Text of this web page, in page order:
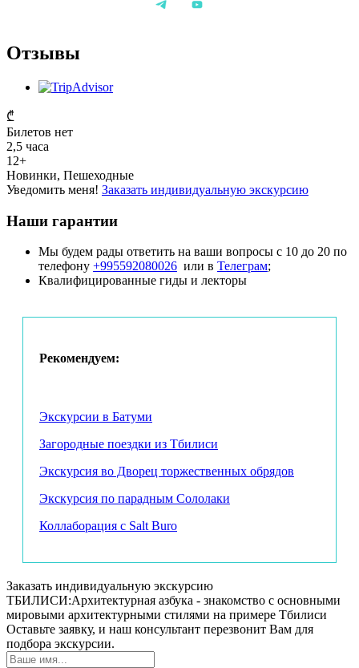
На экскурсии будут использоваться радиогиды (для
использовать собственные проводные наушники (разъем
mini jack 3.5 mm);
Вы узнаете нашего гида по табличке «Тбилиси глазами
инженера»;
напишите нам, пожалуйста, на tbilisi@engineer-history.ru,
и мы найдём решение.
Отзывы
₾
Билетов нет
2,5 часа
12+
Новинки, Пешеходные
Уведомить меня! Заказать индивидуальную экскурсию
Наши гарантии
Мы будем рады ответить на ваши вопросы с 10 до 20 по
телефону +995592080026 или в Телеграм;
Квалифицированные гиды и лекторы
Рекомендуем:
Экскурсии в Батуми
Загородные поездки из Тбилиси
Экскурсия во Дворец торжественных обрядов
Экскурсия по парадным Сололаки
Коллаборация с Salt Buro
Заказать индивидуальную экскурсию
ТБИЛИСИ:Архитектурная азбука - знакомство с основными
мировыми архитектурными стилями на примере Тбилиси
Оставьте заявку, и наш консультант перезвонит Вам для
подбора экскурсии.